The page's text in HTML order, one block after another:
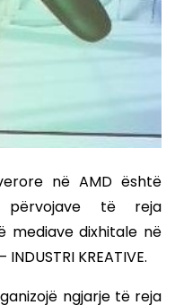
në AMD është
të reja
mediave dixhitale në
KREATIVE.
ngjarje të reja